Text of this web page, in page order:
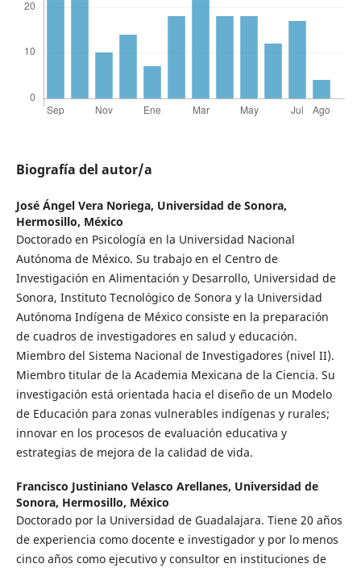
Biografía del autor/a
José Ángel Vera Noriega, Universidad de Sonora,
Hermosillo, México
Doctorado en Psicología en la Universidad Nacional
Autónoma de México. Su trabajo en el Centro de
Investigación en Alimentación y Desarrollo, Universidad de
Sonora, Instituto Tecnológico de Sonora y la Universidad
Autónoma Indígena de México consiste en la preparación
de cuadros de investigadores en salud y educación.
Miembro del Sistema Nacional de Investigadores (nivel II).
Miembro titular de la Academia Mexicana de la Ciencia. Su
investigación está orientada hacia el diseño de un Modelo
de Educación para zonas vulnerables indígenas y rurales;
innovar en los procesos de evaluación educativa y
estrategias de mejora de la calidad de vida.
Francisco Justiniano Velasco Arellanes, Universidad de
Sonora, Hermosillo, México
Doctorado por la Universidad de Guadalajara. Tiene 20 años
de experiencia como docente e investigador y por lo menos
cinco años como ejecutivo y consultor en instituciones de